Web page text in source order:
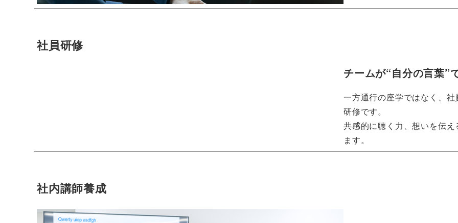
社員研修
チームが“自分の言葉”
一方通行の座学ではなく、
研修です。
共感的に聴く力、想いを伝
ます。
社内講師養成